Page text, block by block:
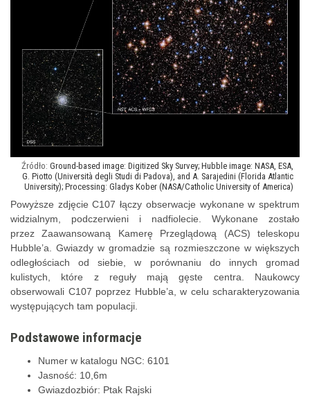
Ground-based image: Digitized Sky Survey; Hubble image: NASA, ESA,
G. Piotto (Università degli Studi di Padova), and A. Sarajedini (Florida Atlantic
University); Processing: Gladys Kober (NASA/Catholic University of America)
Powyższe zdjęcie C107 łączy obserwacje wykonane w spektrum
widzialnym, podczerwieni i nadfiolecie. Wykonane zostało
przez Zaawansowaną Kamerę Przeglądową (ACS) teleskopu
Hubble’a. Gwiazdy w gromadzie są rozmieszczone w większych
odległościach od siebie, w porównaniu do innych gromad
kulistych, które z reguły mają gęste centra. Naukowcy
obserwowali C107 poprzez Hubble’a, w celu scharakteryzowania
występujących tam populacji.
Podstawowe informacje
Numer w katalogu NGC: 6101
Jasność: 10,6m
Gwiazdozbiór: Ptak Rajski